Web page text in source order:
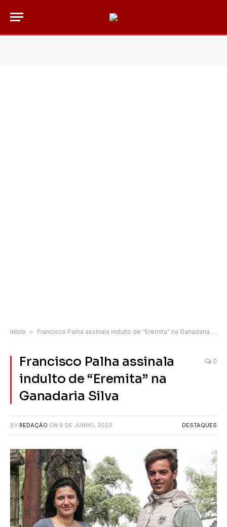
Início » Francisco Palha assinala indulto de “Eremita” na Ganadaria Silva
Francisco Palha assinala
indulto de “Eremita” na
Ganadaria Silva
0
BY REDAÇÃO ON 8 DE JUNHO, 2023 DESTAQUES